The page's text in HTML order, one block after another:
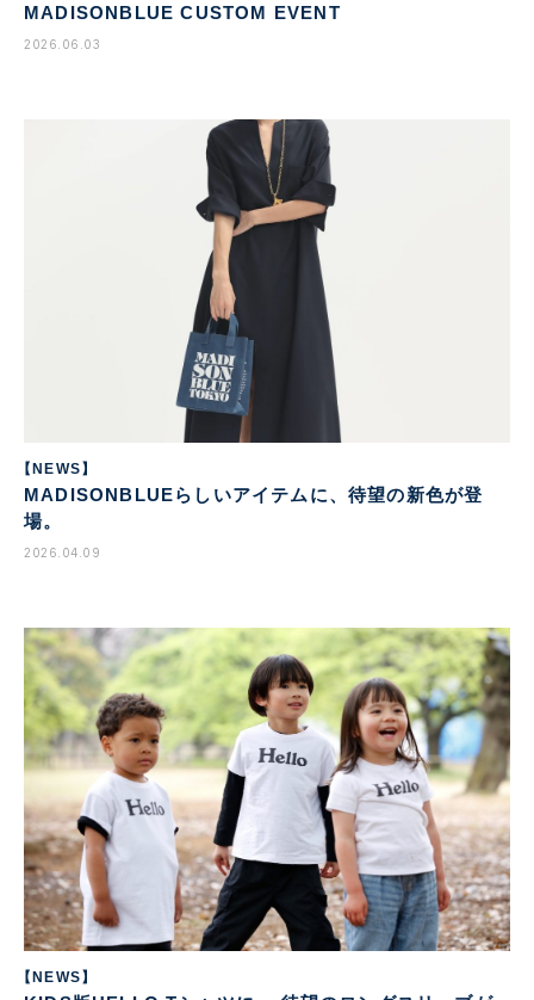
MADISONBLUE CUSTOM EVENT
2026.06.03
【NEWS】
MADISONBLUEらしいアイテムに、待望の新色が登
場。
2026.04.09
【NEWS】